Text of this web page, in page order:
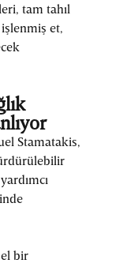
tam tahıl
et,
Stamatakis,
bir